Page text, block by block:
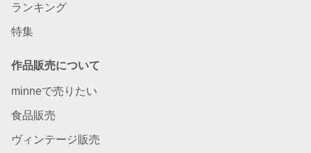
ランキング
特集
作品販売について
minneで売りたい
食品販売
ヴィンテージ販売